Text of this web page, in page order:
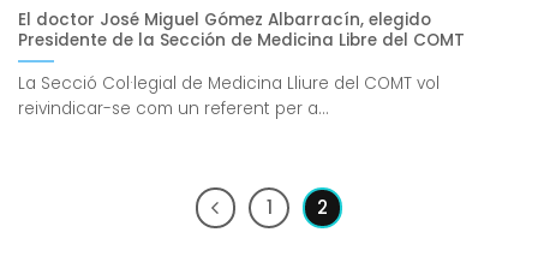
El doctor José Miguel Gómez Albarracín, elegido
Presidente de la Sección de Medicina Libre del COMT
La Secció Col·legial de Medicina Lliure del COMT vol
reivindicar-se com un referent per a...
1 2